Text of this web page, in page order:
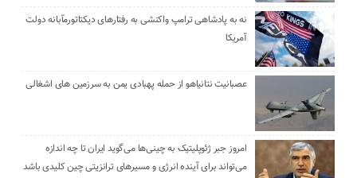
نه به پادشاهی ترامپ واکنشی به رفتارهای دیکتاتورمآبانه دولت
آمریکا
عصبانیت نتانیاهو از حمله پهبادی یمن به سرزمین های اشغالی
امروز جبر ژئوپلیتیک به چینی‌ها می‌گوید ایران تا چه اندازه
می‌تواند برای آینده انرژی و مسیرهای ترانزیتی چین کلیدی باشد